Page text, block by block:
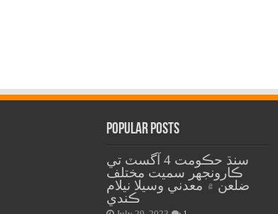
Popular Posts
سنڌ حڪومت 4 آگسٽ تي
ڪارونجهر سميت مختلف
ضلعن ۾ معدني وسيلا نيلام
ڪندي